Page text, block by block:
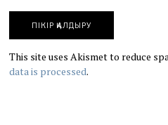
This site uses Akismet to reduce
data is processed.